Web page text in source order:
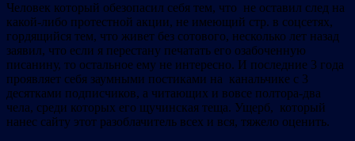
Человек который обезопасил себя тем, что не оставил след на
какой-либо протестной акции, не имеющий стр. в соцсетях,
гордящийся тем, что живет без сотового, несколько лет назад
заявил, что если я перестану печатать его озабоченную
писанину, то остальное ему не интересно. И последние 3 года
проявляет себя заумными постиками на канальчике с 3
десятками подписчиков, а читающих и вовсе полтора-два
чела, среди которых его щучинская теща. Ущерб, который
нанес сайту этот разоблачитель всех и вся, тяжело оценить.